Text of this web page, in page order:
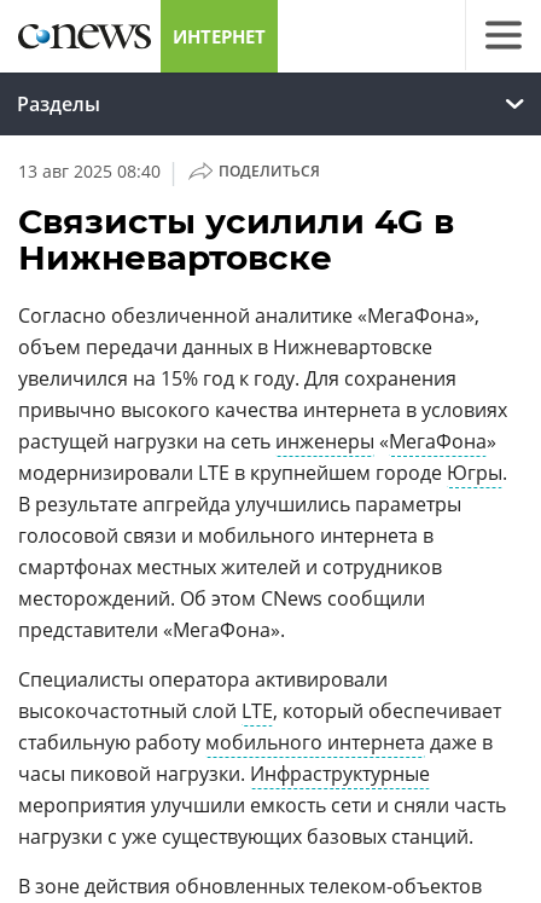
ИНТЕРНЕТ
Разделы
13 авг 2025 08:40 | ПОДЕЛИТЬСЯ
Связисты усилили 4G в
Нижневартовске
Согласно обезличенной аналитике «МегаФона»,
объем передачи данных в Нижневартовске
увеличился на 15% год к году. Для сохранения
привычно высокого качества интернета в условиях
растущей нагрузки на сеть инженеры «МегаФона»
модернизировали LTE в крупнейшем городе Югры.
В результате апгрейда улучшились параметры
голосовой связи и мобильного интернета в
смартфонах местных жителей и сотрудников
месторождений. Об этом CNews сообщили
представители «МегаФона».
Специалисты оператора активировали
высокочастотный слой LTE, который обеспечивает
стабильную работу мобильного интернета даже в
часы пиковой нагрузки. Инфраструктурные
мероприятия улучшили емкость сети и сняли часть
нагрузки с уже существующих базовых станций.
В зоне действия обновленных телеком-объектов